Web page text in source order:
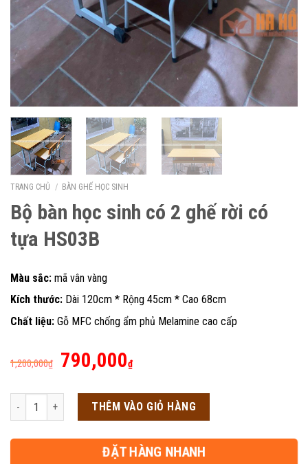
TRANG CHỦ / BÀN GHẾ HỌC SINH
Bộ bàn học sinh có 2 ghế rời có
tựa HS03B
Màu sắc: mã vân vàng
Kích thước: Dài 120cm * Rộng 45cm * Cao 68cm
Chất liệu: Gỗ MFC chống ẩm phủ Melamine cao cấp
1,200,000₫
Giá
là:
1,200,000₫.
790,000₫Giá
tại
là:
790,000₫.
Bộ bàn học sinh có 2 ghế rời có tựa HS03B số lượng
THÊM VÀO GIỎ HÀNG
ĐẶT HÀNG NHANH